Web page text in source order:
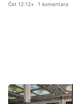
Čet 12:12 1 komentara